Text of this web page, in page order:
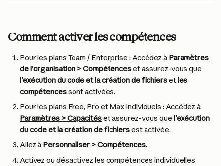
Comment activer les compétences
Pour les plans Team / Enterprise : Accédez à Paramètres
de l'organisation > Compétences et assurez-vous que
l'exécution du code et la création de fichiers et les
compétences sont activées.
Pour les plans Free, Pro et Max individuels : Accédez à
Paramètres > Capacités et assurez-vous que l'exécution
du code et la création de fichiers est activée.
Allez à Personnaliser > Compétences.
Activez ou désactivez les compétences individuelles